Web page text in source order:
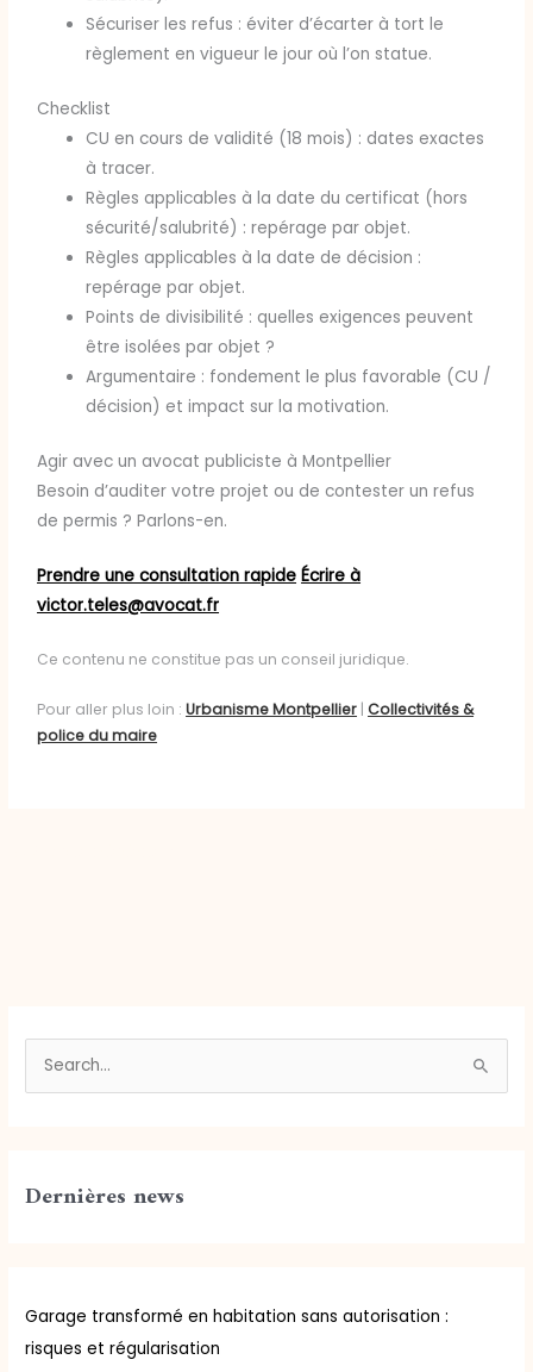
Sécuriser les refus : éviter d’écarter à tort le
règlement en vigueur le jour où l’on statue.
Checklist
CU en cours de validité (18 mois) : dates exactes
à tracer.
Règles applicables à la date du certificat (hors
sécurité/salubrité) : repérage par objet.
Règles applicables à la date de décision :
repérage par objet.
Points de divisibilité : quelles exigences peuvent
être isolées par objet ?
Argumentaire : fondement le plus favorable (CU /
décision) et impact sur la motivation.
Agir avec un avocat publiciste à Montpellier
Besoin d’auditer votre projet ou de contester un refus
de permis ? Parlons-en.
Prendre une consultation rapide Écrire à
victor.teles@avocat.fr
Ce contenu ne constitue pas un conseil juridique.
Pour aller plus loin :Urbanisme Montpellier |Collectivités &
police du maire
e
e
r
Dernières news
Garage transformé en habitation sans autorisation :
risques et régularisation